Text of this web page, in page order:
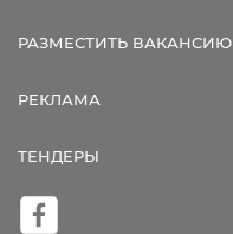
РАЗМЕСТИТЬ ВАКАНСИЮ
РЕКЛАМА
ТЕНДЕРЫ